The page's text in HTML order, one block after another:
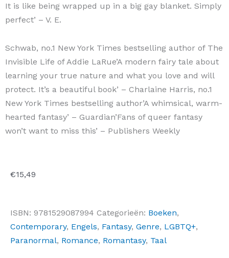
It is like being wrapped up in a big gay blanket. Simply
perfect’ – V. E.
Schwab, no.1 New York Times bestselling author of The
Invisible Life of Addie LaRue’A modern fairy tale about
learning your true nature and what you love and will
protect. It’s a beautiful book’ – Charlaine Harris, no.1
New York Times bestselling author’A whimsical, warm-
hearted fantasy’ – Guardian’Fans of queer fantasy
won’t want to miss this’ – Publishers Weekly
€15,49
ISBN: 9781529087994 Categorieën: Boeken,
Contemporary, Engels, Fantasy, Genre, LGBTQ+,
Paranormal, Romance, Romantasy, Taal